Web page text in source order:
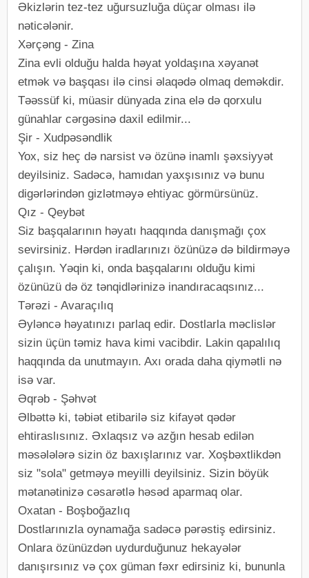
Əkizlərin tez-tez uğursuzluğa düçar olması ilə
nəticələnir.
Xərçəng - Zina
Zina evli olduğu halda həyat yoldaşına xəyanət
etmək və başqası ilə cinsi əlaqədə olmaq deməkdir.
Təəssüf ki, müasir dünyada zina elə də qorxulu
günahlar cərgəsinə daxil edilmir...
Şir - Xudpəsəndlik
Yox, siz heç də narsist və özünə inamlı şəxsiyyət
deyilsiniz. Sadəcə, hamıdan yaxşısınız və bunu
digərlərindən gizlətməyə ehtiyac görmürsünüz.
Qız - Qeybət
Siz başqalarının həyatı haqqında danışmağı çox
sevirsiniz. Hərdən iradlarınızı özünüzə də bildirməyə
çalışın. Yəqin ki, onda başqalarını olduğu kimi
özünüzü də öz tənqidlərinizə inandıracaqsınız...
Tərəzi - Avaraçılıq
Əyləncə həyatınızı parlaq edir. Dostlarla məclislər
sizin üçün təmiz hava kimi vacibdir. Lakin qapalılıq
haqqında da unutmayın. Axı orada daha qiymətli nə
isə var.
Əqrəb - Şəhvət
Əlbəttə ki, təbiət etibarilə siz kifayət qədər
ehtiraslısınız. Əxlaqsız və azğın hesab edilən
məsələlərə sizin öz baxışlarınız var. Xoşbəxtlikdən
siz "sola" getməyə meyilli deyilsiniz. Sizin böyük
mətanətinizə cəsarətlə həsəd aparmaq olar.
Oxatan - Boşboğazlıq
Dostlarınızla oynamağa sadəcə pərəstiş edirsiniz.
Onlara özünüzdən uydurduğunuz hekayələr
danışırsınız və çox güman fəxr edirsiniz ki, bununla